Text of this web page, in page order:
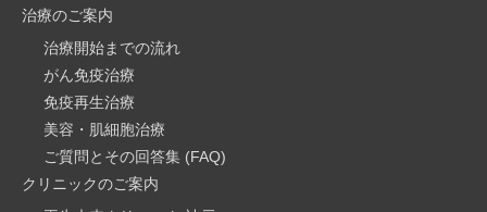
治療のご案内
治療開始までの流れ
がん免疫治療​
免疫再生治療
美容・肌細胞治療
ご質問とその回答集 (FAQ)
クリニックのご案内